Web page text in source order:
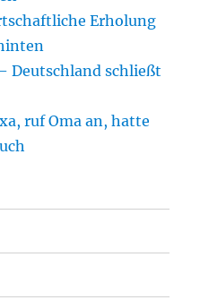
Erholung
Deutschland schließt
ruf Oma an, hatte